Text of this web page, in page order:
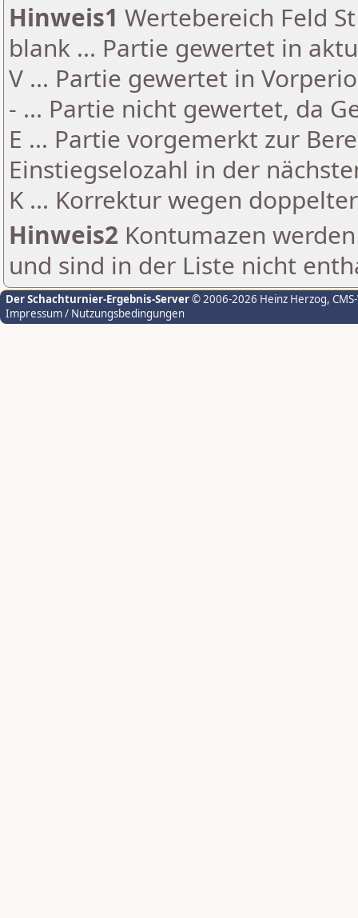
Hinweis1 Wertebereich Feld
blank ... Partie gewertet in
V ... Partie gewertet in
- ... Partie nicht gewertet, da
E ... Partie vorgemerkt zur
Einstiegselozahl in der
K ... Korrektur wegen
Hinweis2 Kontumazen
und sind in der Liste nicht
Der Schachturnier-Ergebnis-Server© 2006-2026 Heinz Herzog,
Impressum / Nutzungsbedingungen